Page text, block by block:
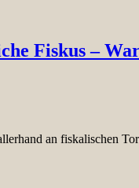
Fiskus –
an fiskalischen